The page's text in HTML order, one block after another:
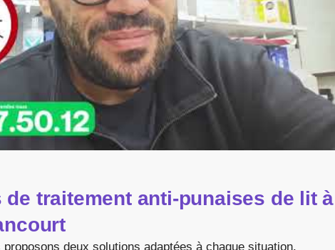
de traitement anti-punaises de lit à
proposons deux solutions adaptées à chaque situation.